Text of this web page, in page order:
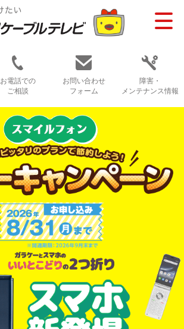
お電話での
ご相談
お問い合わせ
フォーム
障害・
メンテナンス情報